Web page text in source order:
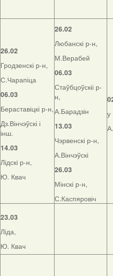
26.02
Гродзенскі р-н,
С.Чарапіца
06.03
Бераставіцкі р-н,
Дз.Вінчэўскі і
інш.
14.03
Лідскі р-н,
Ю. Квач
26.02
Любанскі р-н,
М.Верабей
06.03
Стаўбцоўскіі р-
н,
А.Барадзін
13.03
Чэрвенскі р-н,
А.Вінчэўскі
26.03
Мінскі р-н,
С.Каспяровіч
у
23.03
Ліда,
Ю. Квач